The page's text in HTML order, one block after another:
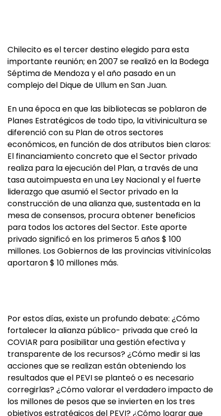
Chilecito es el tercer destino elegido para esta
importante reunión; en 2007 se realizó en la Bodega
Séptima de Mendoza y el año pasado en un
complejo del Dique de Ullum en San Juan.
En una época en que las bibliotecas se poblaron de
Planes Estratégicos de todo tipo, la vitivinicultura se
diferenció con su Plan de otros sectores
económicos, en función de dos atributos bien claros:
El financiamiento concreto que el Sector privado
realiza para la ejecución del Plan, a través de una
tasa autoimpuesta en una Ley Nacional y el fuerte
liderazgo que asumió el Sector privado en la
construcción de una alianza que, sustentada en la
mesa de consensos, procura obtener beneficios
para todos los actores del Sector. Este aporte
privado significó en los primeros 5 años $ 100
millones. Los Gobiernos de las provincias vitivinícolas
aportaron $ 10 millones más.
Por estos días, existe un profundo debate: ¿Cómo
fortalecer la alianza público- privada que creó la
COVIAR para posibilitar una gestión efectiva y
transparente de los recursos? ¿Cómo medir si las
acciones que se realizan están obteniendo los
resultados que el PEVI se planteó o es necesario
corregirlas? ¿Cómo valorar el verdadero impacto de
los millones de pesos que se invierten en los tres
objetivos estratégicos del PEVI? ¿Cómo lograr que